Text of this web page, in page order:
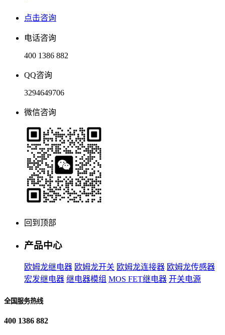
点击咨询
电话咨询
400 1386 882
QQ咨询
3294649706
微信咨询
回到顶部
产品中心
欧姆龙继电器 欧姆龙开关 欧姆龙连接器 欧姆龙传感器
宏发继电器 继电器模组 MOS FET继电器 开关电源
全国服务热线
400 1386 882